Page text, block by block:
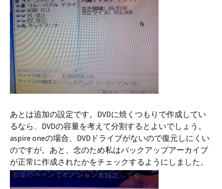
あとは追加の設定です。DVDに焼くつもりで作成してい
るなら、DVDの容量を考えて分割するとよいでしょう。
aspire oneの場合、DVDドライブがないので復元しにくい
のですが。あと、念のため私はバックアップアーカイブ
が正常に作成されたかをチェックするようにしました。